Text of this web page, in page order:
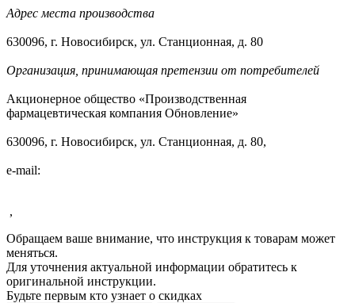
Адрес места производства
630096, г. Новосибирск, ул. Станционная, д. 80
Организация, принимающая претензии от потребителей
Акционерное общество «Производственная
фармацевтическая компания Обновление»
630096, г. Новосибирск, ул. Станционная, д. 80,
e-mail:
,
Обращаем ваше внимание, что инструкция к товарам может
меняться.
Для уточнения актуальной информации обратитесь к
оригинальной инструкции.
Будьте первым кто узнает о скидках